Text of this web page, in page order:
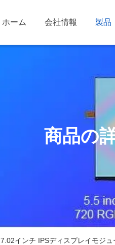
ホーム 会社情報 製品
商品の
7.02インチ IPSディスプレイモジ